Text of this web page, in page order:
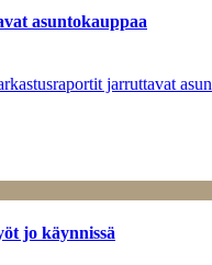
asuntokauppaa
jarruttavat
jo käynnissä